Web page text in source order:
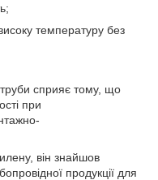
температуру без
труби сприяє тому, що
при
він знайшов
продукції для